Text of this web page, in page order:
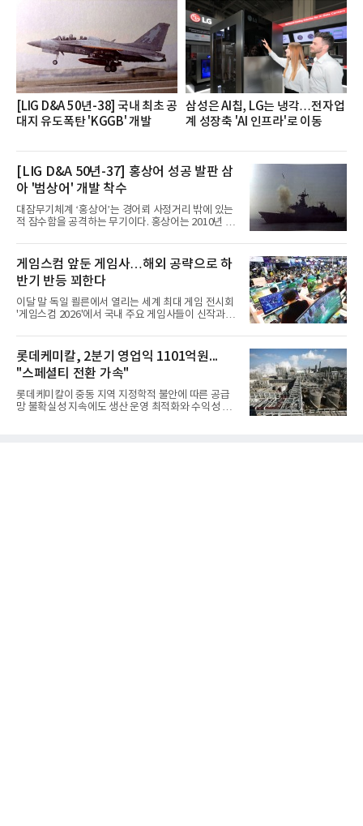
쳐 진행됐다.참고로 새로이(e)는 NH농협캐피탈 MZ
세대들로(과장~계장) 구성된 자율 참여조직으로, 조
직문화 혁신과 업무 효율성 향상을 위한 다양한 활동
을 추진하며,새로운 변화와 이로운 영향력을 조직전
반에 전파하는 역할
[LIG D&A 50년-38] 국내 최초 공
대지 유도폭탄 'KGGB' 개발
삼성은 AI칩, LG는 냉각…전자업
계 성장축 'AI 인프라'로 이동
[LIG D&A 50년-37] 홍상어 성공 발판 삼
아 '범상어' 개발 착수
대잠무기체계 ‘홍상어’는 경어뢰 사정거리 밖에 있는
적 잠수함을 공격하는 무기이다. 홍상어는 2010년 넥
이뤄졌다. 이후 2012년 한국형 구축함(KDX-1) 이상
의 함정에 실전 배치됐다.그해 7월 해군은 동해상에서
성능 검증을 위해 홍상어 시험발사를 실시했다. 이때
홍상어가 목표 지점에서 입수한 후 표적을 타격하지
못하고 물속에서 멈춰버리는 예상 밖의 일이 벌어졌
다. 2차 품질확인 사격 시험에서도 만족스러운 결과를
얻지 못했다. 완벽한 신뢰성 확보를 위해 LIG넥스원은
분야를
게임스컴 앞둔 게임사…해외 공략으로 하
반기 반등 꾀한다
이달 말 독일 쾰른에서 열리는 세계 최대 게임 전시회
'게임스컴 2026'에서 국내 주요 게임사들이 신작과 글
체별로 엇갈린 가운데 하반기 신작 흥행과 해외 시장
성과가 실적을 좌우할 핵심 변수로 떠오르고 있다.8일
업계에 따르면 올해 상반기 게임업계는 기업별 성적
표가 크게 갈렸다. 대표적으로 크래프톤은 'PUBG: 배
틀그라운드'의 안정적인 성장에 힘입어 상반기 연결
기준 매출 2조6616억원, 영업이익 9725억원으로 역
대 최대 실적을 기록했다. 엔씨도 올해 출시한 '아이온
롯데케미칼, 2분기 영업익 1101억원...
"스페셜티 전환 가속"
롯데케미칼이 중동 지역 지정학적 불안에 따른 공급
망 불확실성 지속에도 생산 운영 최적화와 수익성 중